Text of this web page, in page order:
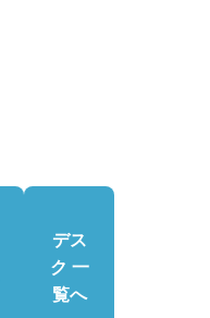
デス
ク 一
覧へ